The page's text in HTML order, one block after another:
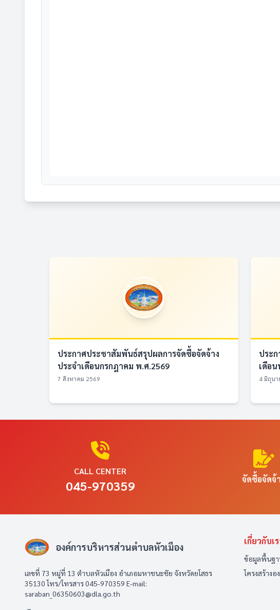
ประกาศประชาสัมพันธ์สรุปผลการจัดซื้อจัดจ้าง
ประจำเดือนกรกฎาคม พ.ศ.2569
7 สิงหาคม 2569
ประ
เดือ
4 มิถุน
CALL CENTER
045-970359 จัดซื้อจัดจ้
องค์การบริหารส่วนตำบลหัวเมือง
เลขที่ 73 หมู่ที่ 13 ตำบลหัวเมือง อำเภอมหาชนะชัย จังหวัดยโสธร
35130 โทร/โทรสาร 045-970359 E-mail:
saraban_06350603@dla.go.th
เกี่ยวกับเ
ข้อมูลพื้นฐ
โครงสร้างอ